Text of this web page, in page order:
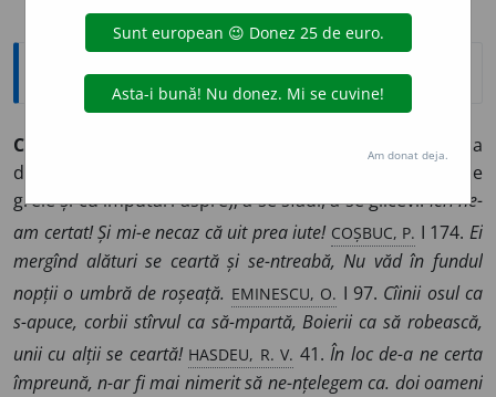
Explicative DEX
CERT
reciproc. A se lua la ceartă, a
discuta cu glasul ridicat, cu aprindere (adesea cu vorbe
grele și cu imputări aspre); a se sfădi, a se gîlcevi.Ieri ne-
am certat! Și mi-e necaz că uit prea iute! COȘBUC, P. I 174.Ei
mergînd alături se ceartă și se-ntreabă, Nu văd în fundul
nopții o umbră de roșeață. EMINESCU, O. I 97. Cîinii osul ca
s-apuce, corbii stîrvul ca să-mpartă, Boierii ca să robească,
unii cu alții se ceartă! HASDEU, R. V. 41.În loc de-a ne certa
împreună, n-ar fi mai nimerit să ne-nțelegem ca. doi oameni
Am donat deja.